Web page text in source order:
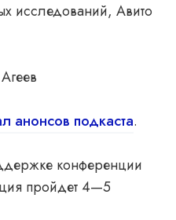
исследований, Авито
анонсов подкаста.
конференции
пройдет 4—5